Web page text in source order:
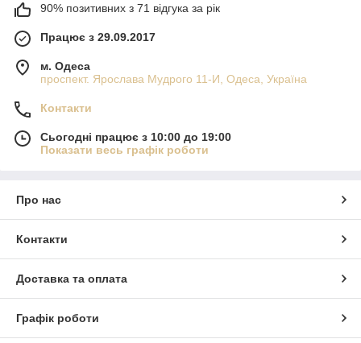
90% позитивних з 71 відгука за рік
Працює з 29.09.2017
м. Одеса
проспект. Ярослава Мудрого 11-И, Одеса, Україна
Контакти
Сьогодні працює з 10:00 до 19:00
Показати весь графік роботи
Про нас
Контакти
Доставка та оплата
Графік роботи